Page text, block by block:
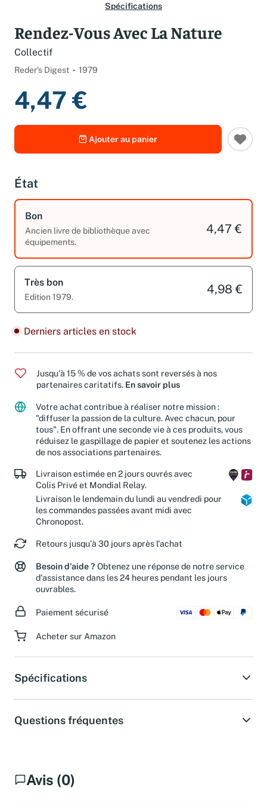
Spécifications
Rendez-Vous Avec La Nature
Collectif
Reder's Digest 1979
4,47 €
Ajouter au panier
État
Bon
Ancien livre de bibliothèque avec
équipements.
4,47 €
Très bon
Edition 1979.
4,98 €
Derniers articles en stock
Jusqu'à 15 % de vos achats sont reversés à nos
partenaires caritatifs. En savoir plus
Votre achat contribue à réaliser notre mission :
"diffuser la passion de la culture. Avec chacun, pour
tous". En offrant une seconde vie à ces produits, vous
réduisez le gaspillage de papier et soutenez les actions
de nos associations partenaires.
Livraison estimée en 2 jours ouvrés avec
Colis Privé et Mondial Relay.
Livraison le lendemain du lundi au vendredi pour
les commandes passées avant midi avec
Chronopost.
Retours jusqu'à 30 jours après l'achat
Besoin d'aide ? Obtenez une réponse de notre service
d'assistance dans les 24 heures pendant les jours
ouvrables.
Paiement sécurisé
Acheter sur Amazon
Spécifications
Questions fréquentes
Avis (0)